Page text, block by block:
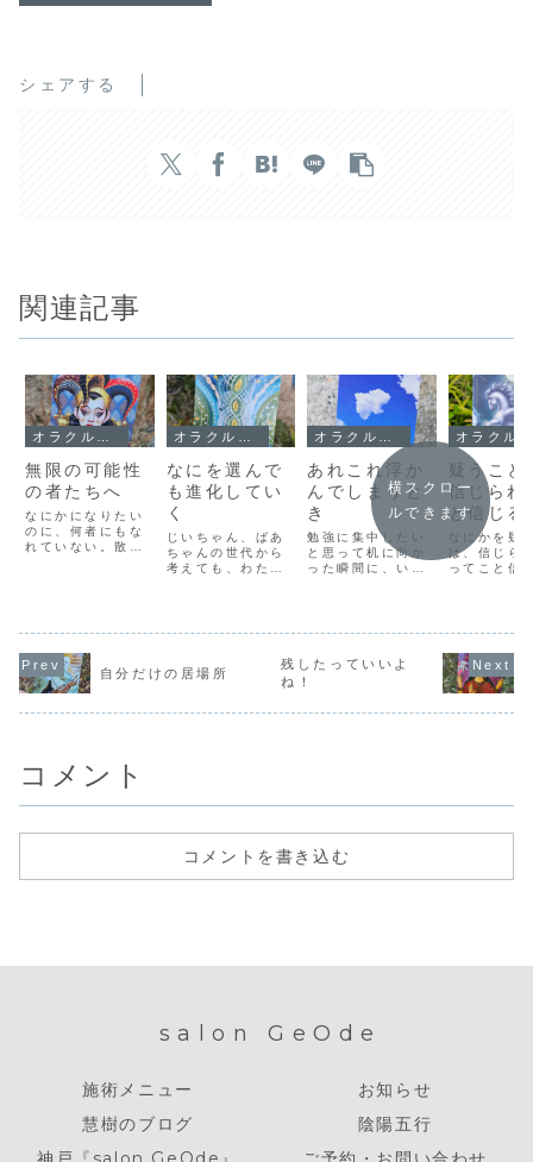
シェアする
関連記事
無限の可能性
の者たちへ
なにかになりたい
のに、何者にもな
れていない。散々
ば、わたしはどこ
かに行きつけるの
か。わたしが、つ
のは、できていな
なにを選んで
も進化してい
く
じいちゃん、ばあ
ちゃんの世代から
考えても、わたし
とだけ過去を考え
には考えられなか
ったようなこと
が、今では当たり
あれこれ浮か
んでしまうと
き
勉強に集中したい
と思って机に向か
った瞬間に、いろ
の前の課題どころ
まいます。ふと、
疑うこと
信じられ
と信じる
なにかを疑
は、信じら
ってこと信
いことと逆
ら、やっぱ
ね！」って
しまいます
横スクロー
ルできます
自分だけの居場所
残したっていいよ
ね！
コメント
コメントを書き込む
salon GeOde
施術メニュー
お知らせ
慧樹のブログ
陰陽五行